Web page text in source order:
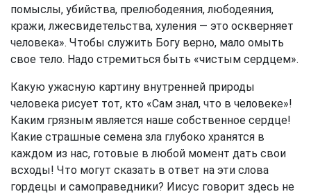
помыслы, убийства, прелюбодеяния, любодеяния,
кражи, лжесвидетельства, хуления — это оскверняет
человека». Чтобы служить Богу верно, мало омыть
свое тело. Надо стремиться быть «чистым сердцем».
Какую ужасную картину внутренней природы
человека рисует тот, кто «Сам знал, что в человеке»!
Каким грязным является наше собственное сердце!
Какие страшные семена зла глубоко хранятся в
каждом из нас, готовые в любой момент дать свои
всходы! Что могут сказать в ответ на эти слова
гордецы и самоправедники? Иисус говорит здесь не